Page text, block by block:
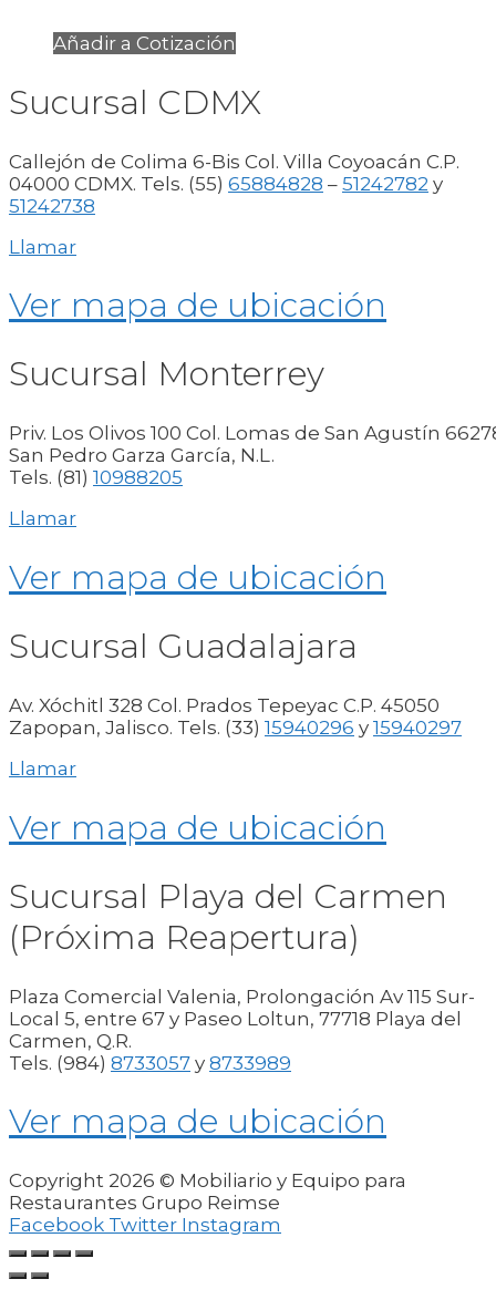
Añadir a Cotización
Sucursal CDMX
Callejón de Colima 6-Bis Col. Villa Coyoacán C.P.
04000 CDMX. Tels. (55) 65884828 – 51242782 y
51242738
Llamar
Ver mapa de ubicación
Sucursal Monterrey
Priv. Los Olivos 100 Col. Lomas de San Agustín
San Pedro Garza García, N.L.
Tels. (81) 10988205
Llamar
Ver mapa de ubicación
Sucursal Guadalajara
Av. Xóchitl 328 Col. Prados Tepeyac C.P. 45050
Zapopan, Jalisco. Tels. (33) 15940296 y 15940297
Llamar
Ver mapa de ubicación
Sucursal Playa del Carmen
(Próxima Reapertura)
Plaza Comercial Valenia, Prolongación Av 115 Sur-
Local 5, entre 67 y Paseo Loltun, 77718 Playa del
Carmen, Q.R.
Tels. (984) 8733057 y 8733989
Ver mapa de ubicación
Copyright 2026 © Mobiliario y Equipo para
Restaurantes Grupo Reimse
Facebook Twitter Instagram